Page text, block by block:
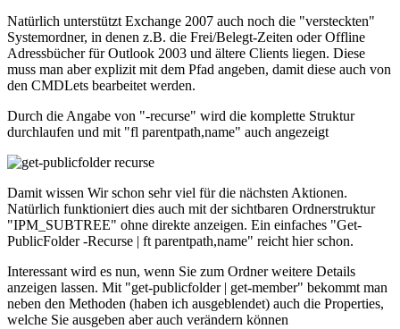
Natürlich unterstützt Exchange 2007 auch noch die "versteckten"
Systemordner, in denen z.B. die Frei/Belegt-Zeiten oder Offline
Adressbücher für Outlook 2003 und ältere Clients liegen. Diese
muss man aber explizit mit dem Pfad angeben, damit diese auch von
den CMDLets bearbeitet werden.
Durch die Angabe von "-recurse" wird die komplette Struktur
durchlaufen und mit "fl parentpath,name" auch angezeigt
Damit wissen Wir schon sehr viel für die nächsten Aktionen.
Natürlich funktioniert dies auch mit der sichtbaren Ordnerstruktur
"IPM_SUBTREE" ohne direkte anzeigen. Ein einfaches "Get-
PublicFolder -Recurse | ft parentpath,name" reicht hier schon.
Interessant wird es nun, wenn Sie zum Ordner weitere Details
anzeigen lassen. Mit "get-publicfolder | get-member" bekommt man
neben den Methoden (haben ich ausgeblendet) auch die Properties,
welche Sie ausgeben aber auch verändern können